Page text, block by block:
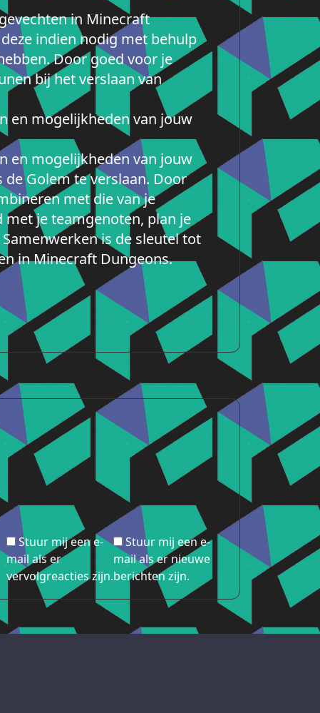
in Minecraft
indien nodig met behulp
Door goed voor je
bij het verslaan van
en mogelijkheden van jouw
en mogelijkheden van jouw
Golem te verslaan. Door
met die van je
met je teamgenoten, plan je
is de sleutel tot
in Minecraft Dungeons.
Stuur mij een e-
mail als er
vervolgreacties zijn.
Stuur mij een e-
mail als er nieuwe
berichten zijn.